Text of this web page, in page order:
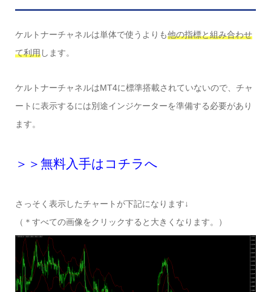
ケルトナーチャネルは単体で使うよりも他の指標と組み合わせ
て利用します。
ケルトナーチャネルはMT4に標準搭載されていないので、チャ
ートに表示するには別途インジケーターを準備する必要があり
ます。
＞＞無料入手はコチラへ
さっそく表示したチャートが下記になります↓
（＊すべての画像をクリックすると大きくなります。）